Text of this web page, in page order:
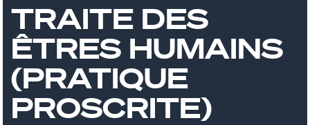
TRAITE DES
ÊTRES HUMAINS
(PRATIQUE
PROSCRITE)